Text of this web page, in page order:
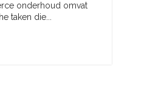
onderhoud omvat
taken die...